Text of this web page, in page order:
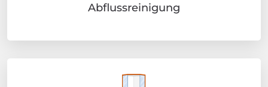
Abflussreinigung